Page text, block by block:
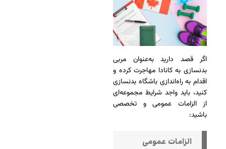
اگر قصد دارید به‌عنوان مربی
بدنسازی به کانادا مهاجرت کرده و
اقدام به راه‌اندازی باشگاه بدنسازی
کنید، باید واجد شرایط مجموعه‌ای
از الزامات عمومی و تخصصی
باشید:
الزامات عمومی